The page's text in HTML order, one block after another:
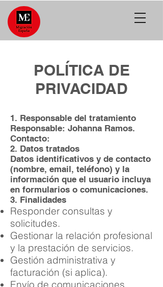
POLÍTICA DE
PRIVACIDAD
1. Responsable del tratamiento
Responsable: Johanna Ramos.
Contacto:
2. Datos tratados
Datos identificativos y de contacto
(nombre, email, teléfono) y la
información que el usuario incluya
en formularios o comunicaciones.
3. Finalidades
Responder consultas y
solicitudes.
Gestionar la relación profesional
y la prestación de servicios.
Gestión administrativa y
facturación (si aplica).
Envío de comunicaciones